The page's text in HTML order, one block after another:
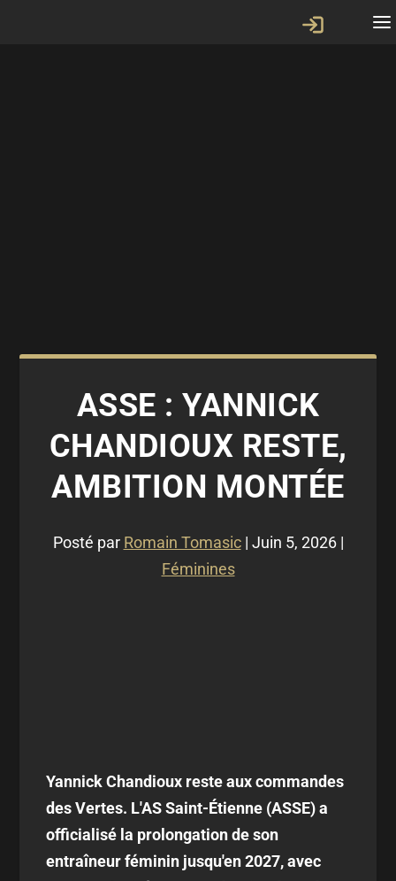
ASSE : YANNICK
CHANDIOUX RESTE,
AMBITION MONTÉE
Posté par Romain Tomasic| Juin 5, 2026|
Féminines
Yannick Chandioux reste aux commandes
des Vertes. L'AS Saint-Étienne (ASSE) a
officialisé la prolongation de son
entraîneur féminin jusqu'en 2027, avec